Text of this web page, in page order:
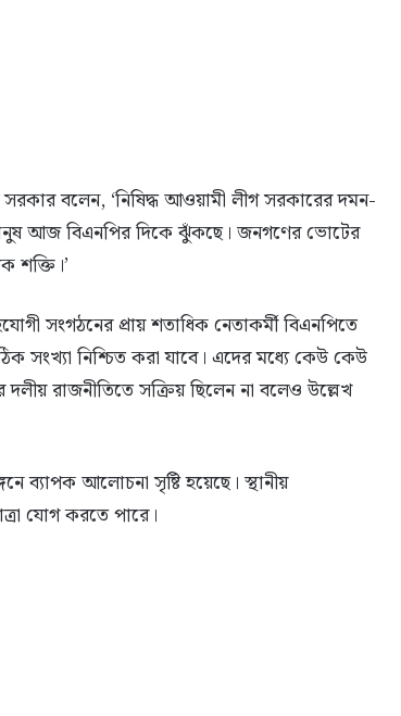
বলেন, ‘নিষিদ্ধ আওয়ামী লীগ সরকারের দমন-
আজ বিএনপির দিকে ঝুঁকছে। জনগণের ভোটের
শক্তি।’
সংগঠনের প্রায় শতাধিক নেতাকর্মী বিএনপিতে
সংখ্যা নিশ্চিত করা যাবে। এদের মধ্যে কেউ কেউ
রাজনীতিতে সক্রিয় ছিলেন না বলেও উল্লেখ
আলোচনা সৃষ্টি হয়েছে। স্থানীয়
যোগ করতে পারে।